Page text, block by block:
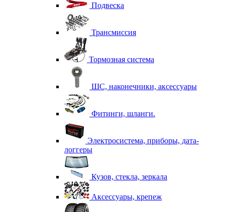
Подвеска
Трансмиссия
Тормозная система
ШС, наконечники, аксессуары
Фитинги, шланги.
Электросистема, приборы, дата-
логгеры
Кузов, стекла, зеркала
Аксессуары, крепеж